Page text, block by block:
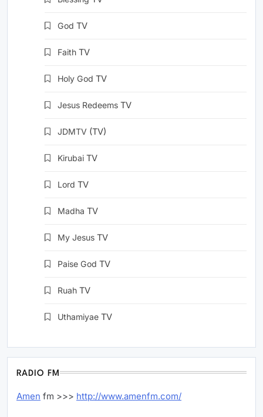
God TV
Faith TV
Holy God TV
Jesus Redeems TV
JDMTV (TV)
Kirubai TV
Lord TV
Madha TV
My Jesus TV
Paise God TV
Ruah TV
Uthamiyae TV
RADIO FM
Amen fm >>> http://www.amenfm.com/